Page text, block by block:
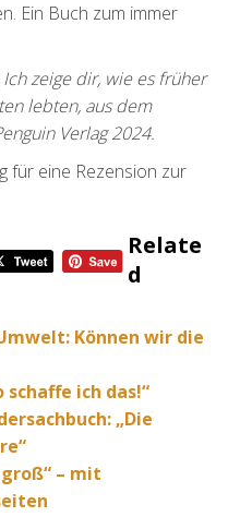
Ein Buch zum immer
zeige dir, wie es früher
lebten, aus dem
Verlag 2024.
für eine Rezension zur
Relate
D
Können wir die
schaffe ich das!“
„Die
– mit